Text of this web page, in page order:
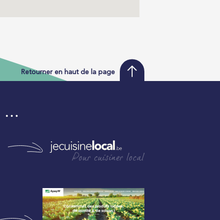
Retourner en haut de la page
…
Pour cuisiner local